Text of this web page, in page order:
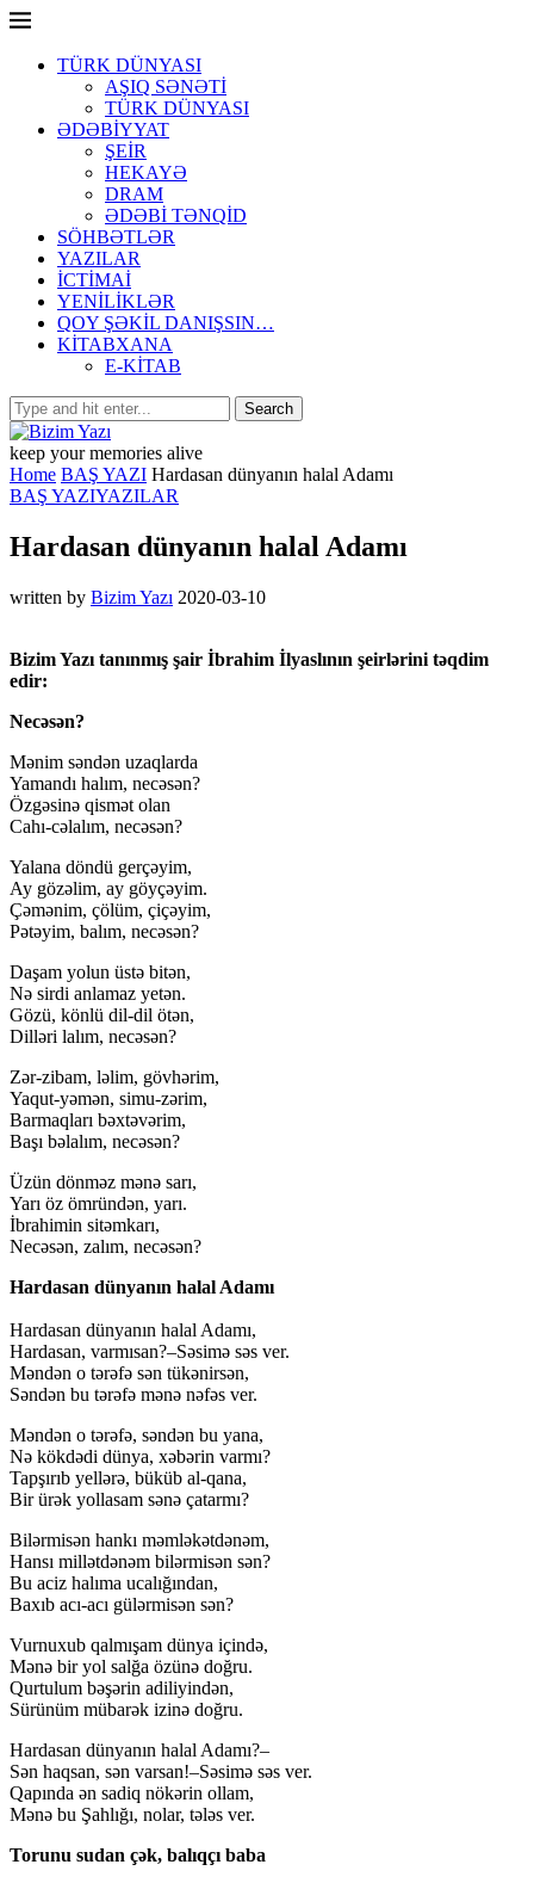
TÜRK DÜNYASI
AŞIQ SƏNƏTİ
TÜRK DÜNYASI
ƏDƏBİYYAT
ŞEİR
HEKAYƏ
DRAM
ƏDƏBİ TƏNQİD
SÖHBƏTLƏR
YAZILAR
İCTİMAİ
YENİLİKLƏR
QOY ŞƏKİL DANIŞSIN…
KİTABXANA
E-KİTAB
keep your memories alive
Home BAŞ YAZI Hardasan dünyanın halal Adamı
BAŞ YAZIYAZILAR
Hardasan dünyanın halal Adamı
written by Bizim Yazı 2020-03-10
Bizim Yazı tanınmış şair İbrahim İlyaslının şeirlərini təqdim
edir:
Necəsən?
Mənim səndən uzaqlarda
Yamandı halım, necəsən?
Özgəsinə qismət olan
Cahı-cəlalım, necəsən?
Yalana döndü gerçəyim,
Ay gözəlim, ay göyçəyim.
Çəmənim, çölüm, çiçəyim,
Pətəyim, balım, necəsən?
Daşam yolun üstə bitən,
Nə sirdi anlamaz yetən.
Gözü, könlü dil-dil ötən,
Dilləri lalım, necəsən?
Zər-zibam, ləlim, gövhərim,
Yaqut-yəmən, simu-zərim,
Barmaqları bəxtəvərim,
Başı bəlalım, necəsən?
Üzün dönməz mənə sarı,
Yarı öz ömründən, yarı.
İbrahimin sitəmkarı,
Necəsən, zalım, necəsən?
Hardasan dünyanın halal Adamı
Hardasan dünyanın halal Adamı,
Hardasan, varmısan?–Səsimə səs ver.
Məndən o tərəfə sən tükənirsən,
Səndən bu tərəfə mənə nəfəs ver.
Məndən o tərəfə, səndən bu yana,
Nə kökdədi dünya, xəbərin varmı?
Tapşırıb yellərə, büküb al-qana,
Bir ürək yollasam sənə çatarmı?
Bilərmisən hankı məmləkətdənəm,
Hansı millətdənəm bilərmisən sən?
Bu aciz halıma ucalığından,
Baxıb acı-acı gülərmisən sən?
Vurnuxub qalmışam dünya içində,
Mənə bir yol salğa özünə doğru.
Qurtulum bəşərin adiliyindən,
Sürünüm mübarək izinə doğru.
Hardasan dünyanın halal Adamı?–
Sən haqsan, sən varsan!–Səsimə səs ver.
Qapında ən sadiq nökərin ollam,
Mənə bu Şahlığı, nolar, tələs ver.
Torunu sudan çək, balıqçı baba